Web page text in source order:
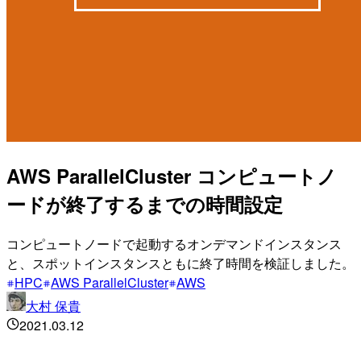
AWS ParallelCluster コンピュートノ
ードが終了するまでの時間設定
コンピュートノードで起動するオンデマンドインスタンス
と、スポットインスタンスともに終了時間を検証しました。
HPC AWS ParallelCluster AWS
大村 保貴
2021.03.12